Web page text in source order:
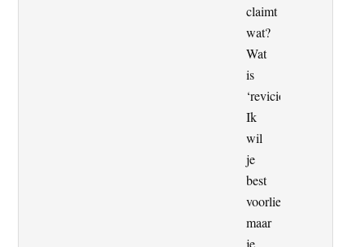
claimt
wat?
Wat
is
‘revicionistisch’?
Ik
wil
je
best
voorliegen,
maar
je